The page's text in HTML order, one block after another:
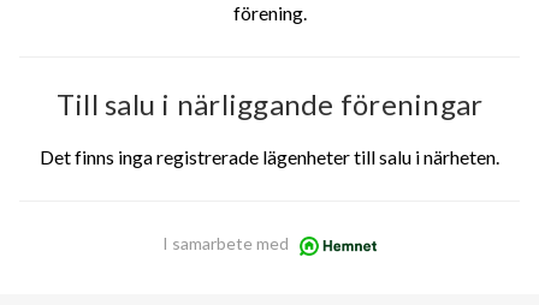
förening.
Till salu i närliggande föreningar
Det finns inga registrerade lägenheter till salu i närheten.
I samarbete med